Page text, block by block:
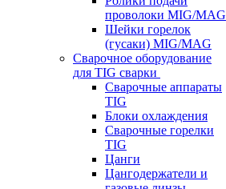
проволоки MIG/MAG
Шейки горелок
(гусаки) MIG/MAG
Сварочное оборудование
для TIG сварки
Сварочные аппараты
TIG
Блоки охлаждения
Сварочные горелки
TIG
Цанги
Цангодержатели и